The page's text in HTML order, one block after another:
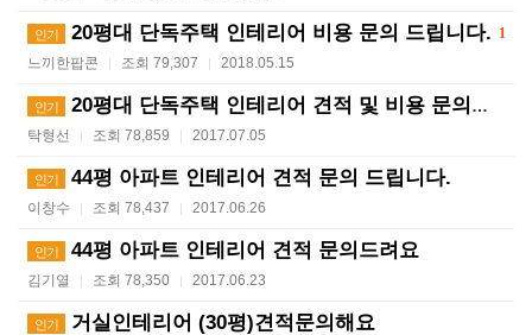
1
인기 20평대 단독주택 인테리어 비용 문의 드립니다.
느끼한팝콘 | 조회 79,307 | 2018.05.15
인기 20평대 단독주택 인테리어 견적 및 비용 문의드립니다.
탁형선 | 조회 78,859 | 2017.07.05
인기 44평 아파트 인테리어 견적 문의 드립니다.
이창수 | 조회 78,437 | 2017.06.26
인기 44평 아파트 인테리어 견적 문의드려요
김기열 | 조회 78,350 | 2017.06.23
인기 거실인테리어 (30평)견적문의해요